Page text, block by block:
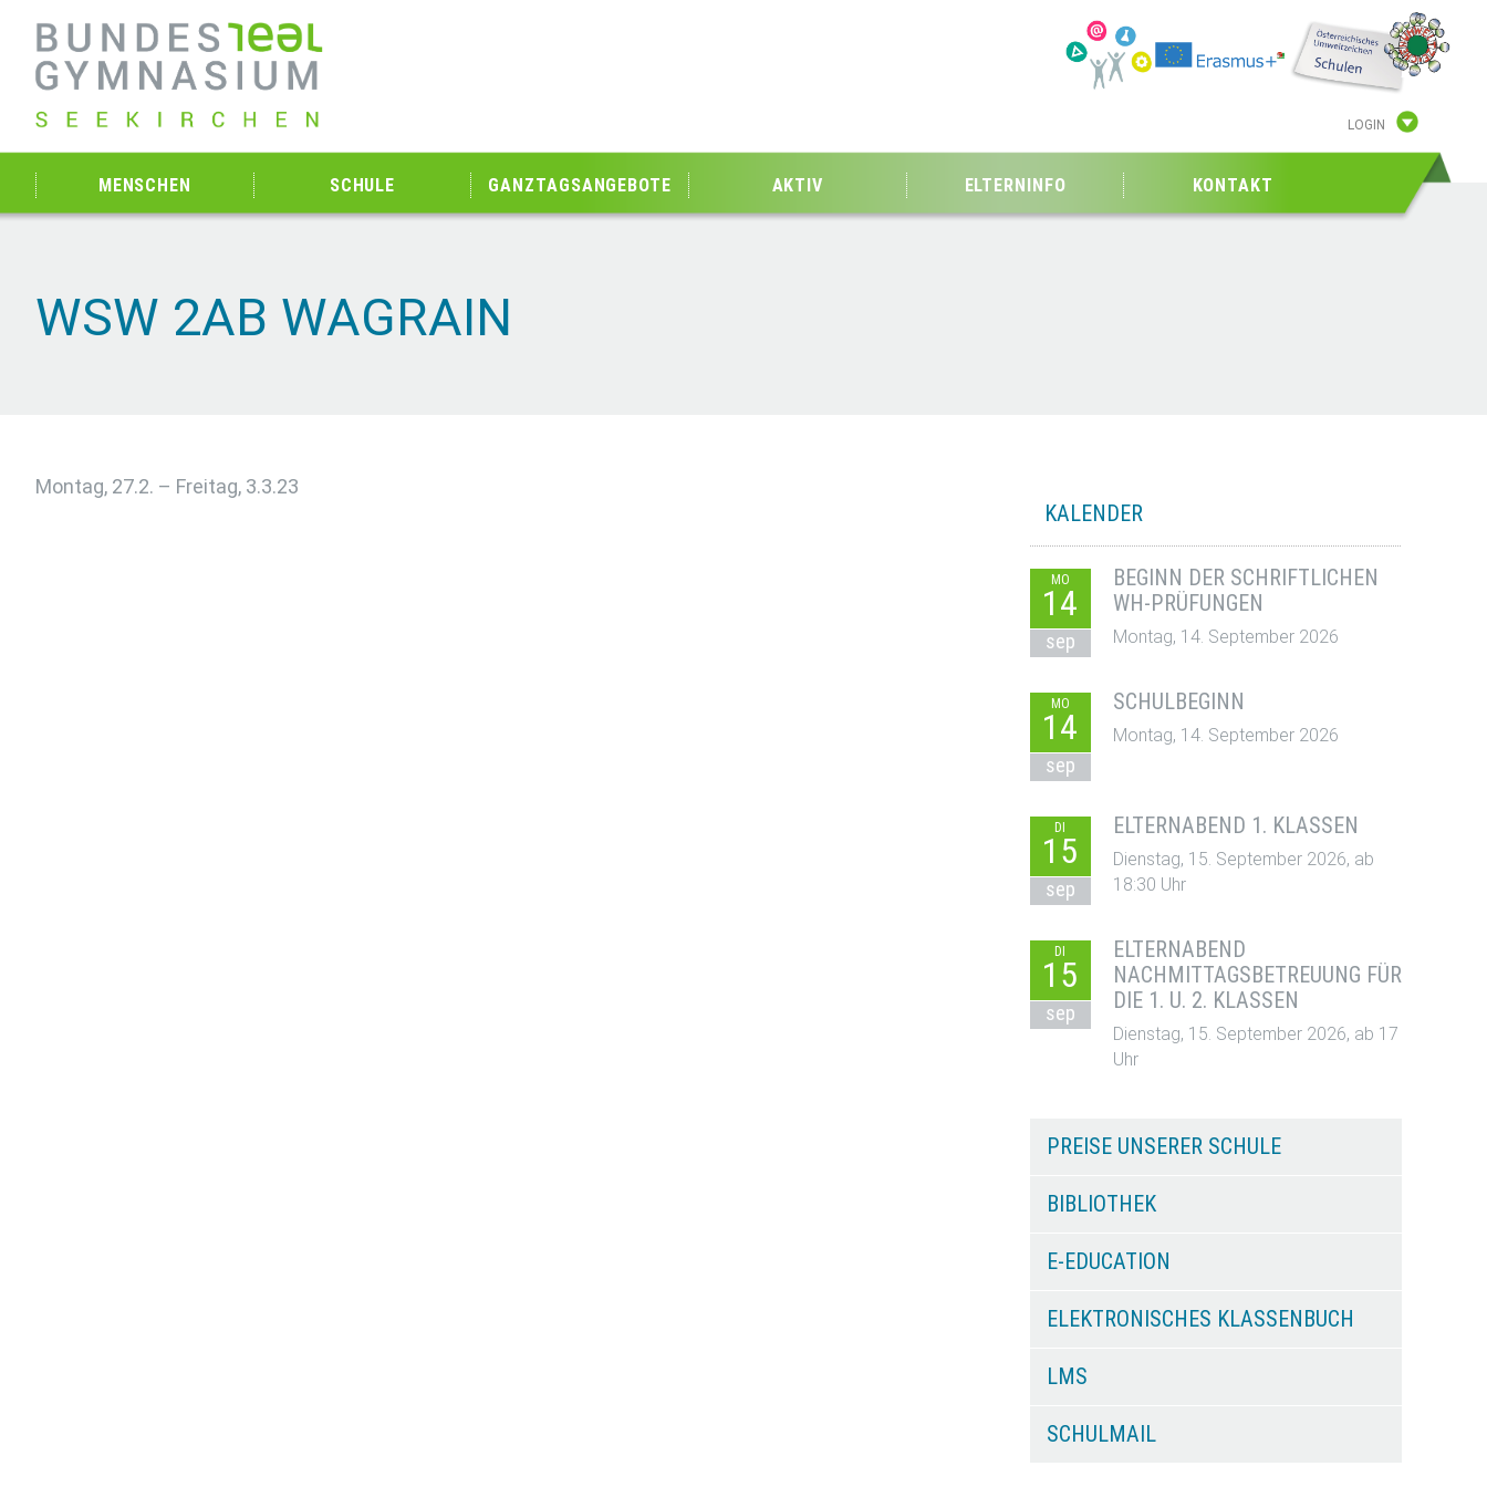
LOGIN
MENSCHEN SCHULE GANZTAGSANGEBOTE AKTIV ELTERNINFO KONTAKT
WSW 2AB WAGRAIN
Montag, 27.2. – Freitag, 3.3.23
KALENDER
MO
14
sep
BEGINN DER SCHRIFTLICHEN
WH-PRÜFUNGEN
Montag, 14. September 2026
MO
14
sep
SCHULBEGINN
Montag, 14. September 2026
DI
15
sep
ELTERNABEND 1. KLASSEN
Dienstag, 15. September 2026, ab
18:30 Uhr
DI
15
sep
ELTERNABEND
NACHMITTAGSBETREUUNG FÜR
DIE 1. U. 2. KLASSEN
Dienstag, 15. September 2026, ab 17
Uhr
PREISE UNSERER SCHULE
BIBLIOTHEK
E-EDUCATION
ELEKTRONISCHES KLASSENBUCH
LMS
SCHULMAIL